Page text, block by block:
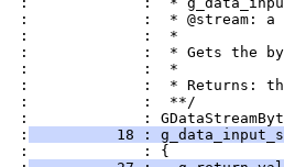
:             :  * @stream: a
:             :  *
:             :  * Gets the
:             :  *
:             :  * Returns:
:             :  **/
:             :
:
18 :
:             : {